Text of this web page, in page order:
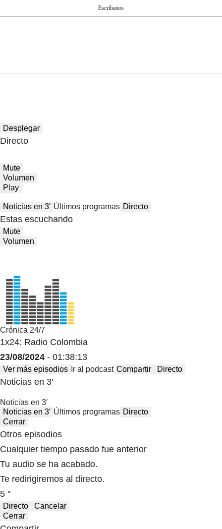
Escríbanos
Desplegar
Directo
Mute
Volumen
Play
Noticias en 3′ Últimos programas Directo
Estas escuchando
Mute
Volumen
Crónica 24/7
1x24: Radio Colombia
23/08/2024 - 01:38:13
Ver más episodios Ir al podcast Compartir Directo
Noticias en 3′
Noticias en 3′
Noticias en 3′ Últimos programas Directo
Cerrar
Otros episodios
Cualquier tiempo pasado fue anterior
Tu audio se ha acabado.
Te redirigiremos al directo.
5 "
Directo
Cancelar
Cerrar